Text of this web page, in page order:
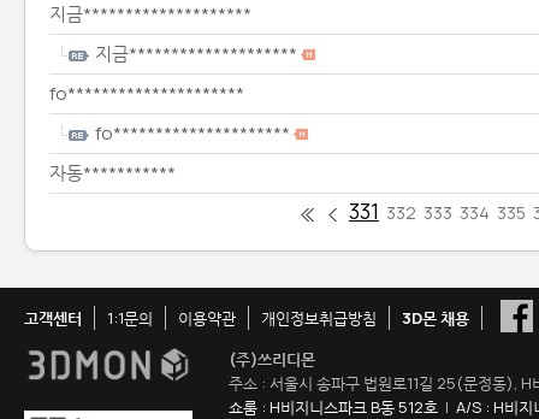
지금********************
지금********************
fo*********************
fo*********************
자동***********
331 332 333 334 335
고객센터 1:1문의 이용약관 개인정보취급방침
3D몬 채용
(주)쓰리디몬
주소 : 서울시 송파구 법원로11길 25(문정동),
쇼룸 : H비지니스파크 B동 512호 | A/S : H비지